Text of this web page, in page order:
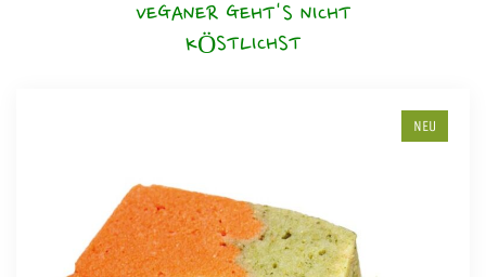
VEGANER GEHT'S NICHT
KÖSTLICHST
NEU